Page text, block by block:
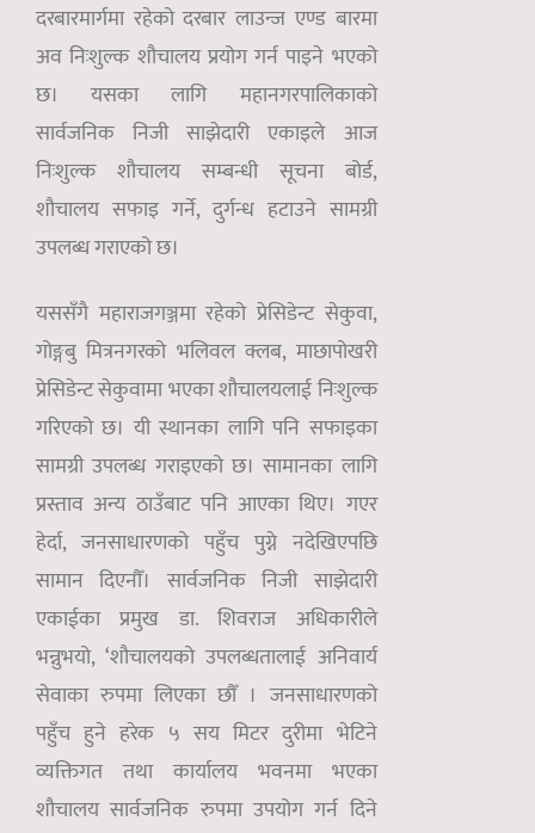
दरबारमार्गमा रहेको दरबार लाउन्ज एण्ड बारमा
अव निःशुल्क शौचालय प्रयोग गर्न पाइने भएको
छ। यसका लागि महानगरपालिकाको
सार्वजनिक निजी साझेदारी एकाइले आज
निःशुल्क शौचालय सम्बन्धी सूचना बोर्ड,
शौचालय सफाइ गर्ने, दुर्गन्ध हटाउने सामग्री
उपलब्ध गराएको छ।
यससँगै महाराजगञ्जमा रहेको प्रेसिडेन्ट सेकुवा,
गोङ्गबु मित्रनगरको भलिवल क्लब, माछापोखरी
प्रेसिडेन्ट सेकुवामा भएका शौचालयलाई निःशुल्क
गरिएको छ। यी स्थानका लागि पनि सफाइका
सामग्री उपलब्ध गराइएको छ। सामानका लागि
प्रस्ताव अन्य ठाउँबाट पनि आएका थिए। गएर
हेर्दा, जनसाधारणको पहुँच पुग्ने नदेखिएपछि
सामान दिएनौँ। सार्वजनिक निजी साझेदारी
एकाईका प्रमुख डा. शिवराज अधिकारीले
भन्नुभयो, ‘शौचालयको उपलब्धतालाई अनिवार्य
सेवाका रुपमा लिएका छौँ । जनसाधारणको
पहुँच हुने हरेक ५ सय मिटर दुरीमा भेटिने
व्यक्तिगत तथा कार्यालय भवनमा भएका
शौचालय सार्वजनिक रुपमा उपयोग गर्न दिने